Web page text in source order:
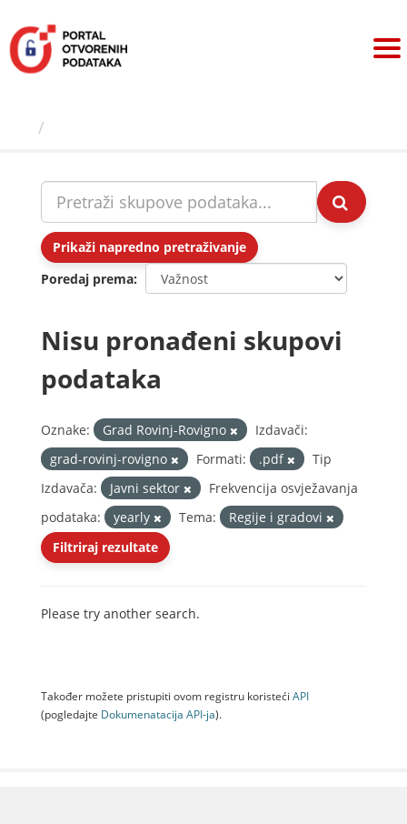
sadržaj
Prikaži napredno pretraživanje
Poredaj prema
Nisu pronađeni skupovi
podataka
Oznake: Grad Rovinj-Rovigno
Izdavači:
grad-rovinj-rovigno
Formati: .pdf
Tip
Izdavača:
Javni sektor
Frekvencija osvježavanja
podataka:
yearly Tema:
Regije i gradovi
Filtriraj rezultate
Please try another search.
Također možete pristupiti ovom registru koristeći API
(pogledajte Dokumenаtаcijа API-jа).